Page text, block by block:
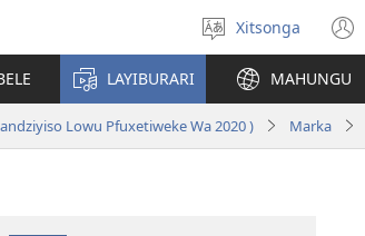
Hlawula
ririmi
Xitsonga
LAYIBURARI MAHUNGU
Lowu Pfuxetiweke Wa 2020 ) Marka